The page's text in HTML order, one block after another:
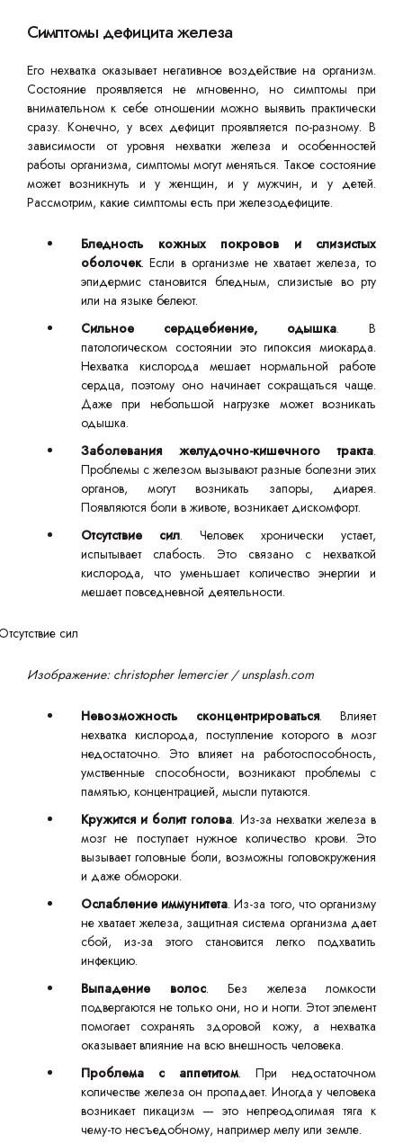
Симптомы дефицита железа
Его нехватка оказывает негативное воздействие на организм.
Состояние проявляется не мгновенно, но симптомы при
внимательном к себе отношении можно выявить практически
сразу. Конечно, у всех дефицит проявляется по-разному. В
зависимости от уровня нехватки железа и особенностей
работы организма, симптомы могут меняться. Такое состояние
может возникнуть и у женщин, и у мужчин, и у детей.
Рассмотрим, какие симптомы есть при железодефиците.
Бледность кожных покровов и слизистых
оболочек. Если в организме не хватает железа, то
эпидермис становится бледным, слизистые во рту
или на языке белеют.
Сильное сердцебиение, одышка. В
патологическом состоянии это гипоксия миокарда.
Нехватка кислорода мешает нормальной работе
сердца, поэтому оно начинает сокращаться чаще.
Даже при небольшой нагрузке может возникать
одышка.
Заболевания желудочно-кишечного тракта.
Проблемы с железом вызывают разные болезни этих
органов, могут возникать запоры, диарея.
Появляются боли в животе, возникает дискомфорт.
Отсутствие сил. Человек хронически устает,
испытывает слабость. Это связано с нехваткой
кислорода, что уменьшает количество энергии и
мешает повседневной деятельности.
Изображение: christopher lemercier / unsplash.com
Невозможность сконцентрироваться. Влияет
нехватка кислорода, поступление которого в мозг
недостаточно. Это влияет на работоспособность,
умственные способности, возникают проблемы с
памятью, концентрацией, мысли путаются.
Кружится и болит голова. Из-за нехватки железа в
мозг не поступает нужное количество крови. Это
вызывает головные боли, возможны головокружения
и даже обмороки.
Ослабление иммунитета. Из-за того, что организму
не хватает железа, защитная система организма дает
сбой, из-за этого становится легко подхватить
инфекцию.
Выпадение волос. Без железа ломкости
подвергаются не только они, но и ногти. Этот элемент
помогает сохранять здоровой кожу, а нехватка
оказывает влияние на всю внешность человека.
Проблема с аппетитом. При недостаточном
количестве железа он пропадает. Иногда у человека
возникает пикацизм — это непреодолимая тяга к
чему-то несъедобному, например мелу или земле.